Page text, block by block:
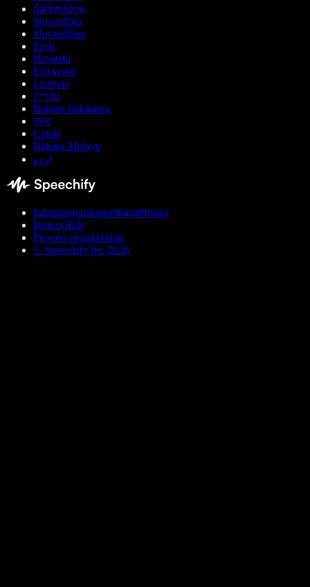
ქართული
Slovenčina
Slovenščina
Eesti
Hrvatski
Ελληνικά
Lietuvių
עברית
Bahasa Indonesia
বাংলা
Català
Bahasa Melayu
اردو
Informasjonskapselinnstillinger
Bruksvilkår
Personvernerklæring
© Speechify Inc 2026